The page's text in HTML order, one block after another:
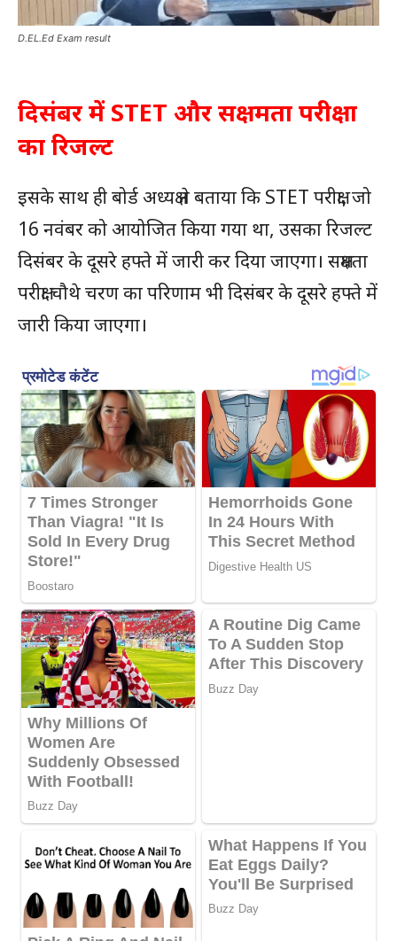
D.EL.Ed Exam result
दिसंबर में STET और सक्षमता परीक्षा
का रिजल्ट
इसके साथ ही बोर्ड अध्यक्ष ने बताया कि STET परीक्षा, जो
16 नवंबर को आयोजित किया गया था, उसका रिजल्ट
दिसंबर के दूसरे हफ्ते में जारी कर दिया जाएगा। सक्षमता
परीक्षा चौथे चरण का परिणाम भी दिसंबर के दूसरे हफ्ते में
जारी किया जाएगा।